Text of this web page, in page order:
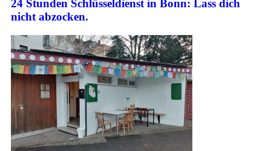
24 Stunden Schlüsseldienst in Bonn: Lass dich
nicht abzocken.